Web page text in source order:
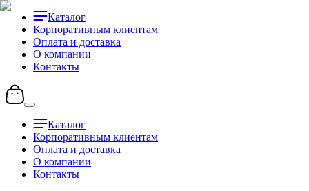
Каталог
Корпоративным клиентам
Оплата и доставка
О компании
Контакты
Каталог
Корпоративным клиентам
Оплата и доставка
О компании
Контакты